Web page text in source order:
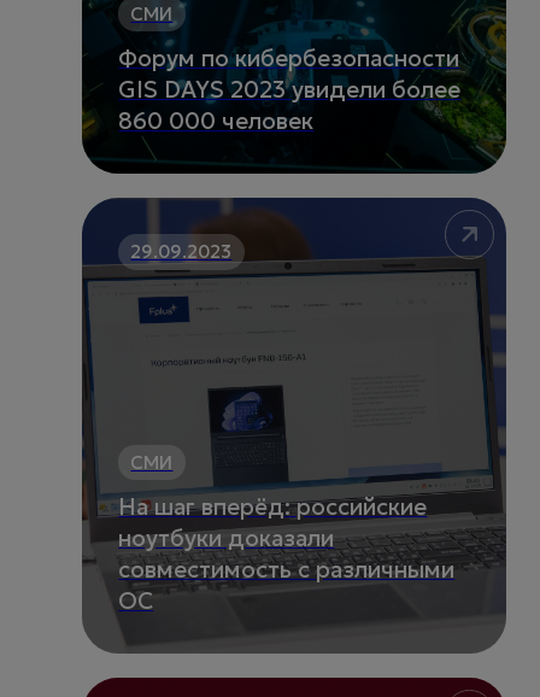
СМИ
Форум по кибербезопасности
GIS DAYS 2023 увидели более
860 000 человек
29.09.2023
СМИ
На шаг вперёд: российские
ноутбуки доказали
совместимость с различными
ОС